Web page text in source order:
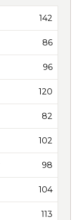
142
86
96
120
82
102
98
104
113